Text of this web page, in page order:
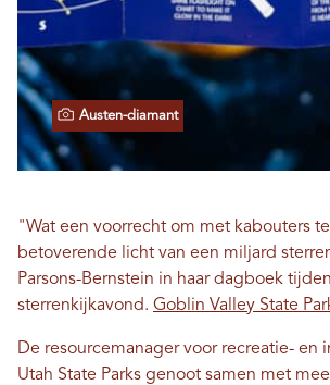
Austen-diamant
"Wat een voorrecht om met kabouters
betoverende licht van een miljard
Parsons-Bernstein in haar dagboek
sterrenkijkavond. Goblin Valley State
De resourcemanager voor recreatie- en
Utah State Parks genoot samen met